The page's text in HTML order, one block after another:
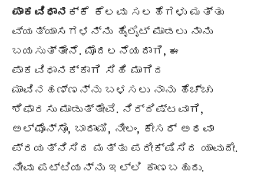
ಪಾಕವಿಧಾನ ಕ್ಕೆ ಕೆಲವು ಸಲಹೆಗಳು ಮತ್ತು
ವ್ಯತ್ಯಾಸಗಳನ್ನು ಹೈಲೈಟ್ ಮಾಡಲು ನಾನು
ಬಯಸುತ್ತೇನೆ. ಮೊದಲನೆಯದಾಗಿ, ಈ
ಪಾಕವಿಧಾನಕ್ಕಾಗಿ ಸಿಹಿ ಮಾಗಿದ
ಮಾವಿನಹಣ್ಣನ್ನು ಬಳಸಲು ನಾನು ಹೆಚ್ಚು
ಶಿಫಾರಸು ಮಾಡುತ್ತೇವೆ. ನಿರ್ದಿಷ್ಟವಾಗಿ,
ಅಲ್ಫೊನ್ಸೊ, ಬಾದಾಮಿ, ನೀಲಂ, ಕೇಸರ್ ಅಥವಾ
ಪ್ರಯತ್ನಿಸಿದ ಮತ್ತು ಪರೀಕ್ಷಿಸಿದ ಯಾವುದೇ.
ನೀವು ಪಟ್ಟಿಯನ್ನು ಇಲ್ಲಿ ಕಾಣಬಹುದು.